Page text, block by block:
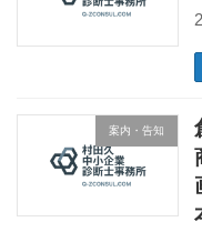
案内・告知